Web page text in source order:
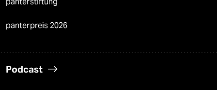
panterpreis 2026
Podcast